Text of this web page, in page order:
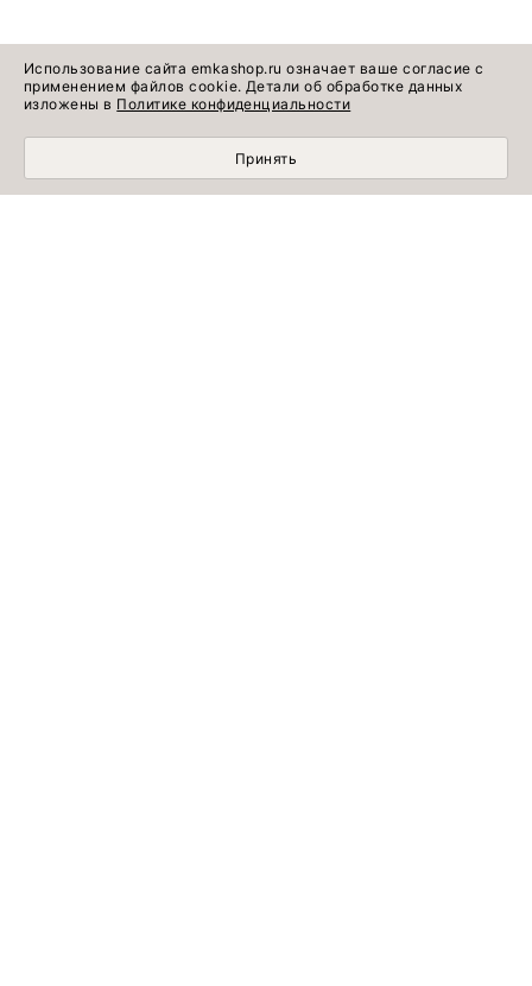
Использование сайта emkashop.ru означает ваше согласие с
применением файлов cookie. Детали об обработке данных
изложены в Политике конфиденциальности
Принять